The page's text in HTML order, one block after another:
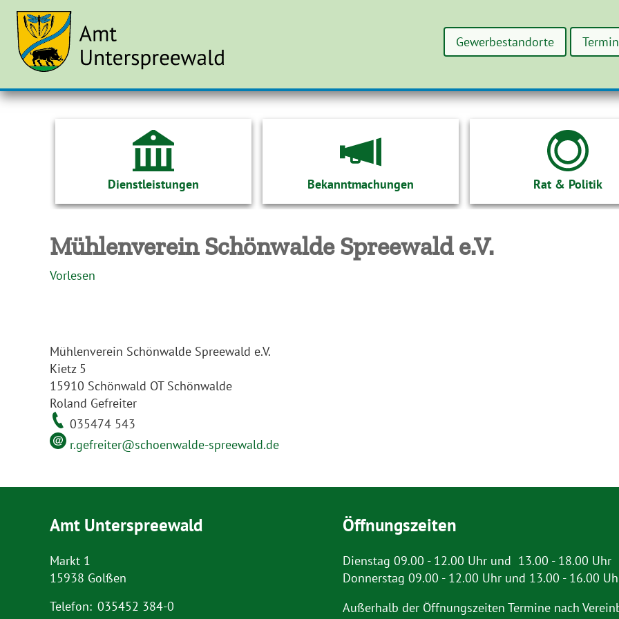
Gewerbestandorte
Dienstleistungen Bekanntmachungen Rat & Politik
Mühlenverein Schönwalde Spreewald e.V.
Vorlesen
Mühlenverein Schönwalde Spreewald e.V.
Kietz 5
15910 Schönwald OT Schönwalde
Roland Gefreiter
035474 543
r.gefreiter@schoenwalde-spreewald.de
Amt Unterspreewald
Markt 1
15938 Golßen
Telefon: 035452 384-0
Öffnungszeiten
Dienstag 09.00 - 12.00 Uhr und 13.00 - 18.00 Uhr
Donnerstag 09.00 - 12.00 Uhr und 13.00 - 16.00
Außerhalb der Öffnungszeiten Termine nach